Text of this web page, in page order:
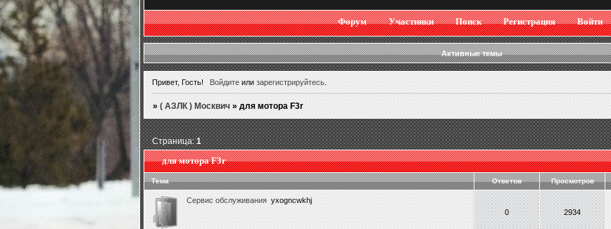
Форум Участники Поиск Регистрация Войти
Активные темы
Привет, Гость! Войдитеили зарегистрируйтесь.
»( АЗЛК ) Москвич »для мотора F3r
для мотора F3r
Страница:1
Тема Ответов Просмотров
Сервис обслуживания yxogncwkhj
0
2934